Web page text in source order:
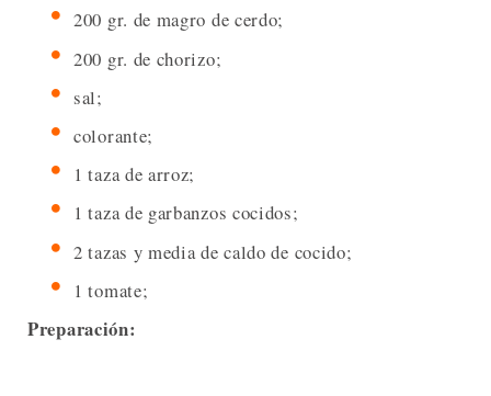
200 gr. de magro de cerdo;
200 gr. de chorizo;
sal;
colorante;
1 taza de arroz;
1 taza de garbanzos cocidos;
2 tazas y media de caldo de cocido;
1 tomate;
Preparación: